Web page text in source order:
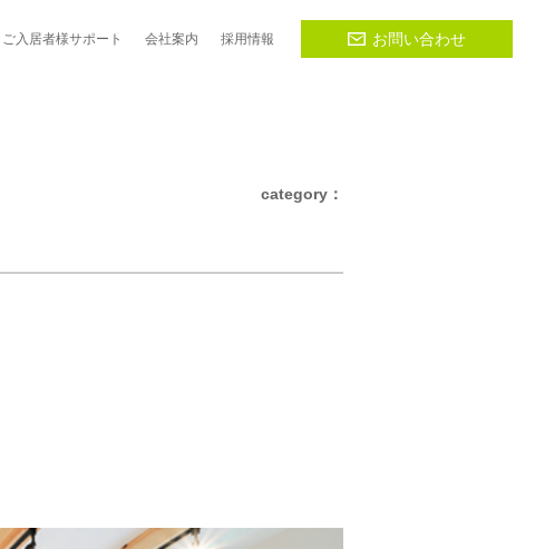
ご入居者様サポート 会社案内 採用情報 お問い合わせ
category：